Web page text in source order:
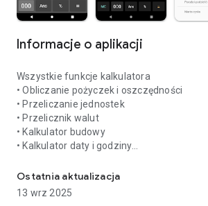
Informacje o aplikacji
Wszystkie funkcje kalkulatora
• Obliczanie pożyczek i oszczędności
• Przeliczanie jednostek
• Przelicznik walut
• Kalkulator budowy
• Kalkulator daty i godziny
• Kalkulatory procentowe, VAT, marża
innych
Ostatnia aktualizacja
13 wrz 2025